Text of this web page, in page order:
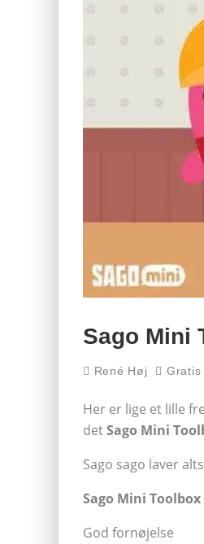
Sago Mini
René Høj Gratis
Her er lige et lille
detSago Mini
Sago sago laver
Sago Mini Toolbox
God fornøjelse